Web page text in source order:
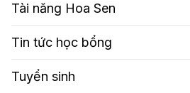
Tài năng Hoa Sen
Tin tức học bổng
Tuyển sinh